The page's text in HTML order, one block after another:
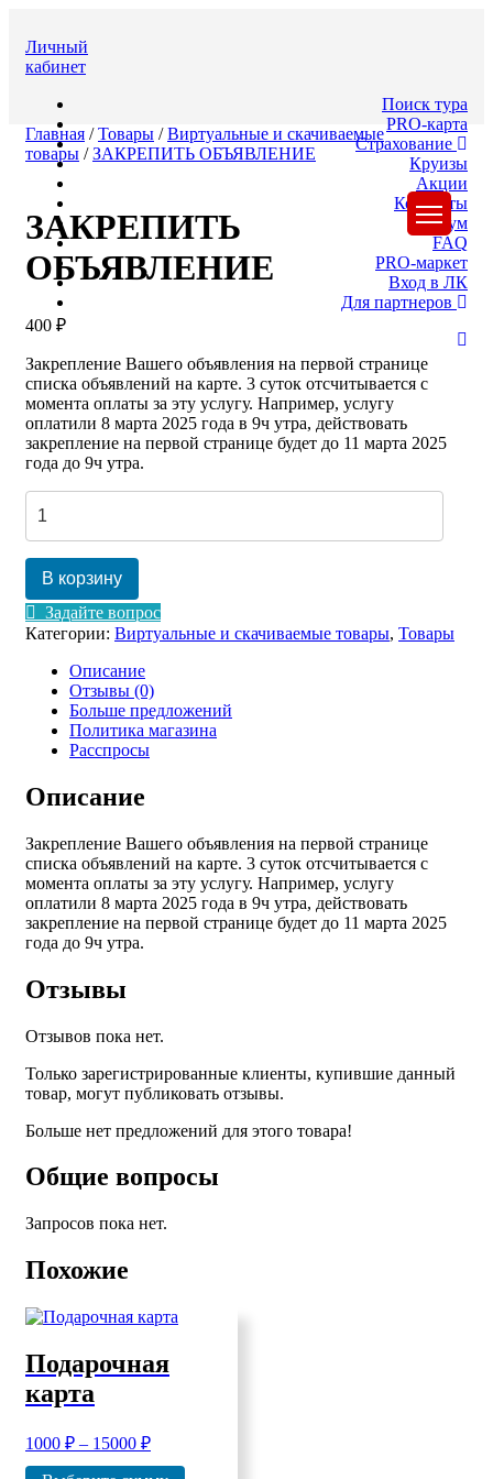
содержимому
Перейти
Личный
кабинет
Кнопка
Открыть
Поиск тура
PRO-карта
Страхование
Круизы
Акции
Контакты
Форум
FAQ
PRO-маркет
Вход в ЛК
Для партнеров
Главная /Товары /Виртуальные и скачиваемые
товары /ЗАКРЕПИТЬ ОБЪЯВЛЕНИЕ
ЗАКРЕПИТЬ
ОБЪЯВЛЕНИЕ
400 ₽
Закрепление Вашего объявления на первой странице
списка объявлений на карте. 3 суток отсчитывается с
момента оплаты за эту услугу. Например, услугу
оплатили 8 марта 2025 года в 9ч утра, действовать
закрепление на первой странице будет до 11 марта 2025
года до 9ч утра.
Количество
товара
ЗАКРЕПИТЬ
ОБЪЯВЛЕНИЕ
В корзину
Задайте вопрос
Категории: Виртуальные и скачиваемые товары, Товары
Описание
Отзывы (0)
Больше предложений
Политика магазина
Расспросы
Описание
Закрепление Вашего объявления на первой странице
списка объявлений на карте. 3 суток отсчитывается с
момента оплаты за эту услугу. Например, услугу
оплатили 8 марта 2025 года в 9ч утра, действовать
закрепление на первой странице будет до 11 марта 2025
года до 9ч утра.
Отзывы
Отзывов пока нет.
Только зарегистрированные клиенты, купившие данный
товар, могут публиковать отзывы.
Больше нет предложений для этого товара!
Общие вопросы
Запросов пока нет.
Похожие
Подарочная
карта
1000 ₽ – 15000 ₽
Диапазон